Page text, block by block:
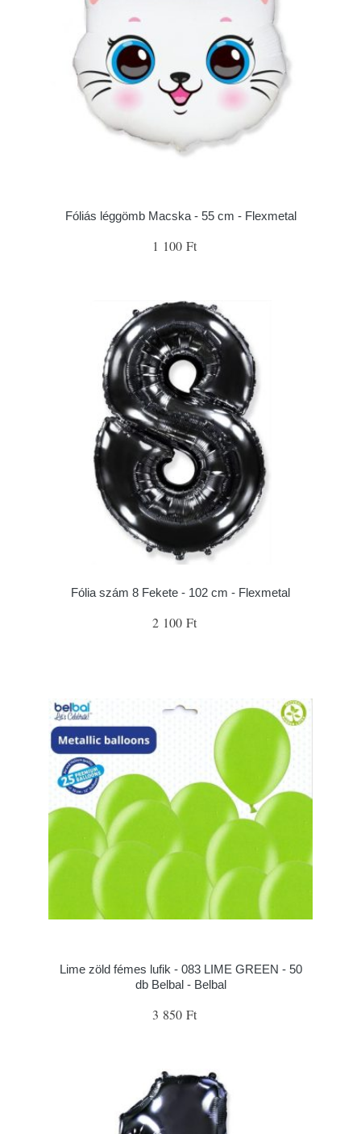
Fóliás léggömb Macska - 55 cm - Flexmetal
1 100 Ft
Fólia szám 8 Fekete - 102 cm - Flexmetal
2 100 Ft
Lime zöld fémes lufik - 083 LIME GREEN - 50
db Belbal - Belbal
3 850 Ft